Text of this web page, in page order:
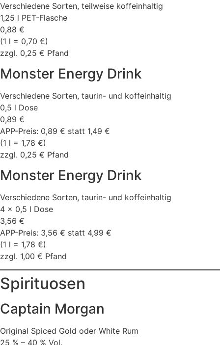
Verschiedene Sorten, teilweise koffeinhaltig
1,25 l PET-Flasche
0,88 €
(1 l = 0,70 €)
zzgl. 0,25 € Pfand
Monster Energy Drink
Verschiedene Sorten, taurin- und koffeinhaltig
0,5 l Dose
0,89 €
APP-Preis: 0,89 € statt 1,49 €
(1 l = 1,78 €)
zzgl. 0,25 € Pfand
Monster Energy Drink
Verschiedene Sorten, taurin- und koffeinhaltig
4 x 0,5 l Dose
3,56 €
APP-Preis: 3,56 € statt 4,99 €
(1 l = 1,78 €)
zzgl. 1,00 € Pfand
Spirituosen
Captain Morgan
Original Spiced Gold oder White Rum
25 % – 40 % Vol.